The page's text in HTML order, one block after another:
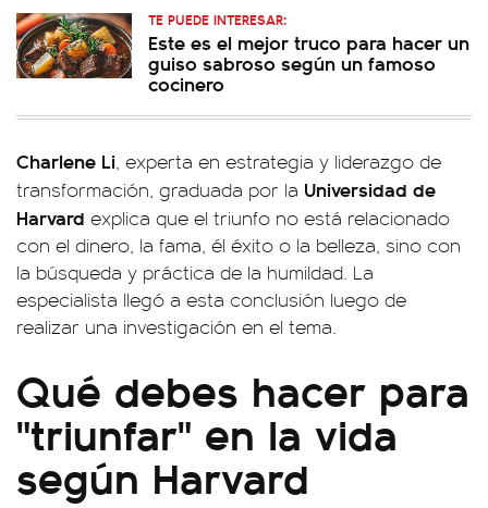
TE PUEDE INTERESAR:
Este es el mejor truco para hacer un
guiso sabroso según un famoso
cocinero
Charlene Li, experta en estrategia y liderazgo de
transformación, graduada por la Universidad de
Harvard explica que el triunfo no está relacionado
con el dinero, la fama, él éxito o la belleza, sino con
la búsqueda y práctica de la humildad. La
especialista llegó a esta conclusión luego de
realizar una investigación en el tema.
Qué debes hacer para
"triunfar" en la vida
según Harvard